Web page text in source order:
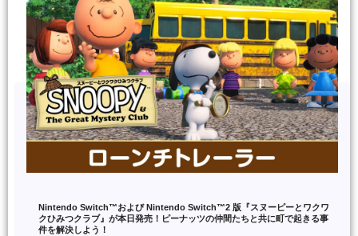
Nintendo Switch™および Nintendo Switch™2 版『スヌーピーとワクワ
クひみつクラブ』が本日発売！ピーナッツの仲間たちと共に町で起きる事
件を解決しよう！